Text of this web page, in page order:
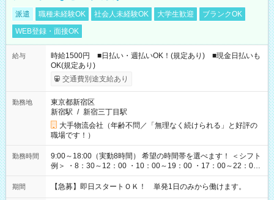
派遣 職種未経験OK 社会人未経験OK 大学生歓迎
ブランクOK
WEB登録・面接OK
給与
時給1500円 ■日払い・週払いOK！(規定あり) ■現金日払いも
OK(規定あり)
交通費別途支給あり
勤務地
東京都新宿区
新宿駅 / 新宿三丁目駅
大手物流会社（年齢不問／「無理なく続けられる」と好評の
職場です！）
勤務時間
9:00～18:00（実動8時間） 希望の時間帯を選べます！ ＜シフト
例＞ ・8：30～12：00 ・10：00～19：00 ・17：00～22：00
・13：00～22：00 ・22：00～翌6：00 など
期間 【急募】即日スタートＯＫ！ 単発1日のみから働けます。